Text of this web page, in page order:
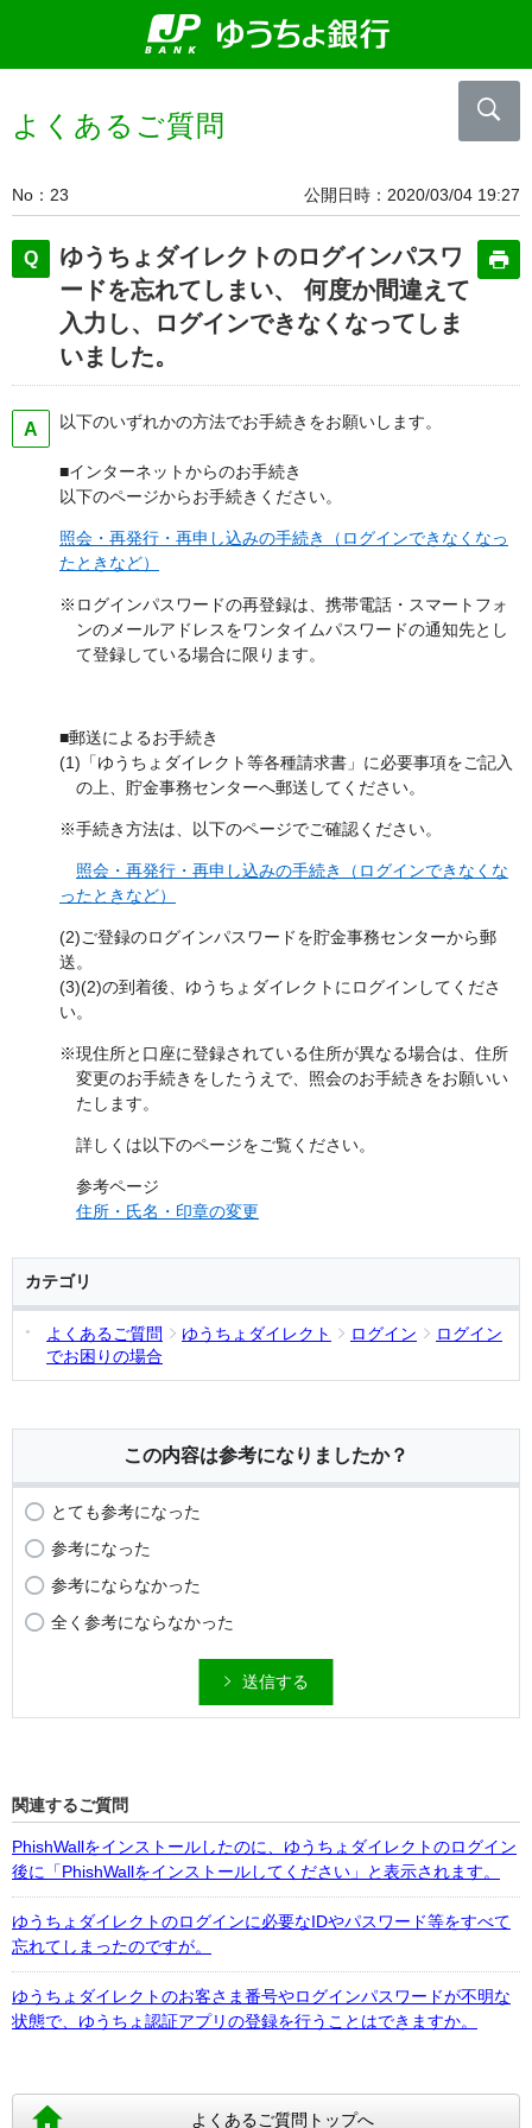
よくあるご質問
No 23 公開日時 2020/03/04 19:27
ゆうちょダイレクトのログインパスワ
ードを忘れてしまい、 何度か間違えて
入力し、ログインできなくなってしま
いました。
以下のいずれかの方法でお手続きをお願いします。
■インターネットからのお手続き
以下のページからお手続きください。
照会・再発行・再申し込みの手続き（ログインできなくなっ
たときなど）
※ログインパスワードの再登録は、携帯電話・スマートフォ
ンのメールアドレスをワンタイムパスワードの通知先とし
て登録している場合に限ります。
■郵送によるお手続き
(1)「ゆうちょダイレクト等各種請求書」に必要事項をご記入
の上、貯金事務センターへ郵送してください。
※手続き方法は、以下のページでご確認ください。
照会・再発行・再申し込みの手続き（ログインできなくな
ったときなど）
(2)ご登録のログインパスワードを貯金事務センターから郵
送。
(3)(2)の到着後、ゆうちょダイレクトにログインしてくださ
い。
※現住所と口座に登録されている住所が異なる場合は、住所
変更のお手続きをしたうえで、照会のお手続きをお願いい
たします。
詳しくは以下のページをご覧ください。
参考ページ
住所・氏名・印章の変更
カテゴリ
よくあるご質問 ゆうちょダイレクト ログイン
ログイン
でお困りの場合
この内容は参考になりましたか？
とても参考になった
参考になった
参考にならなかった
全く参考にならなかった
送信する
関連するご質問
PhishWallをインストールしたのに、ゆうちょダイレクトのログイン
後に「PhishWallをインストールしてください」と表示されます。
ゆうちょダイレクトのログインに必要なIDやパスワード等をすべて
忘れてしまったのですが。
ゆうちょダイレクトのお客さま番号やログインパスワードが不明な
状態で、ゆうちょ認証アプリの登録を行うことはできますか。
よくあるご質問トップへ